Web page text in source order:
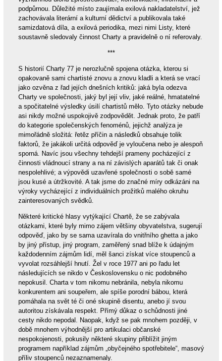
podpůrnou. Důležité místo zaujímala exilová nakladatelství, jež
zachovávala literární a kulturní dědictví a publikovala také
samizdatová díla, a exilová periodika, mezi nimi Listy, které
soustavně sledovaly činnost Charty a pravidelně o ní referovaly.
***
S historií Charty 77 je nerozlučně spojena otázka, kterou si
opakovaně sami chartisté znovu a znovu kladli a která se vrací
jako ozvěna z řad jejích dnešních kritiků: jaká byla odezva
Charty ve společnosti, jaký byl její vliv, jaké reálné, hmatatelné
a spočitatelné výsledky úsilí chartistů mělo. Tyto otázky nebude
asi nikdy možné uspokojivě zodpovědět. Jednak proto, že patří
do kategorie společenských fenoménů, jejichž analýza je
mimořádně složitá: řetěz příčin a následků obsahuje tolik
faktorů, že jakákoli určitá odpověď je vyloučena nebo je alespoň
sporná. Navíc jsou všechny tehdejší prameny pocházející z
činnosti vládnoucí strany a na ní závislých aparátů tak či onak
nespolehlivé; a výpovědi uzavřené společnosti o sobě samé
jsou kusé a útržkovité. A tak jsme do značné míry odkázáni na
výroky vycházející z individuálních prožitků malého okruhu
zainteresovaných svědků.
Některé kritické hlasy vytýkající Chartě, že se zabývala
otázkami, které byly mimo zájem většiny obyvatelstva, sugerují
odpověď, jako by se sama uzavírala do vnitřního ghetta a jako
by jiný přístup, jiný program, zaměřený snad blíže k údajným
každodenním zájmům lidí, měl šanci získat více stoupenců a
vyvolat rozsáhlejší hnutí. Žel v roce 1977 ani po řadu let
následujících se nikdo v Československu o nic podobného
nepokusil. Charta v tom nikomu nebránila, nebyla nikomu
konkurentem ani soupeřem, ale spíše porodní bábou, která
pomáhala na svět té či oné skupině disentu, anebo jí svou
autoritou získávala respekt. Přímý důkaz o schůdnosti jiné
cesty nikdo nepodal. Naopak, když se pak mnohem později, v
době mnohem výhodnější pro artikulaci občanské
nespokojenosti, pokusily některé skupiny přiblížit jiným
programem například zájmům „obyčejného spotřebitele“, masový
příliv stoupenců nezaznamenaly.